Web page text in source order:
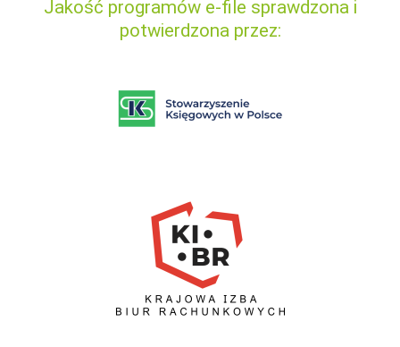
Jakość programów e-file sprawdzona i
potwierdzona przez: